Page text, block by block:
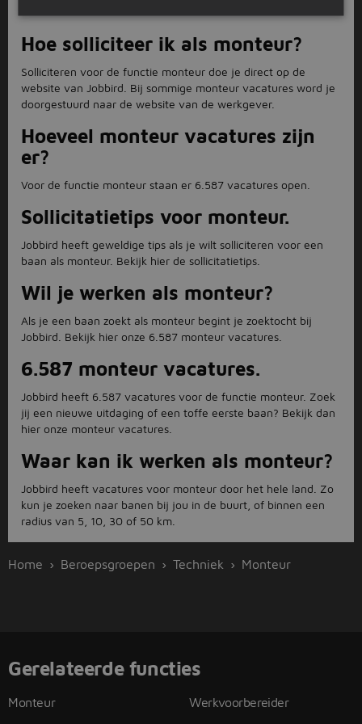
Hoe solliciteer ik als monteur?
Solliciteren voor de functie monteur doe je direct op de
website van Jobbird. Bij sommige monteur vacatures word je
doorgestuurd naar de website van de werkgever.
Hoeveel monteur vacatures zijn
er?
Voor de functie monteur staan er 6.587 vacatures open.
Sollicitatietips voor monteur.
Jobbird heeft geweldige tips als je wilt solliciteren voor een
baan als monteur. Bekijk hier de sollicitatietips.
Wil je werken als monteur?
Als je een baan zoekt als monteur begint je zoektocht bij
Jobbird. Bekijk hier onze 6.587 monteur vacatures.
6.587 monteur vacatures.
Jobbird heeft 6.587 vacatures voor de functie monteur. Zoek
jij een nieuwe uitdaging of een toffe eerste baan? Bekijk dan
hier onze monteur vacatures.
Waar kan ik werken als monteur?
Jobbird heeft vacatures voor monteur door het hele land. Zo
kun je zoeken naar banen bij jou in de buurt, of binnen een
radius van 5, 10, 30 of 50 km.
Home Beroepsgroepen Techniek Monteur
Gerelateerde functies
Monteur Werkvoorbereider